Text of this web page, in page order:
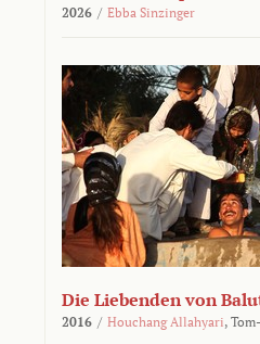
2026 / Ebba Sinzinger
Die Liebenden von
2016 / Houchang Allahyari,